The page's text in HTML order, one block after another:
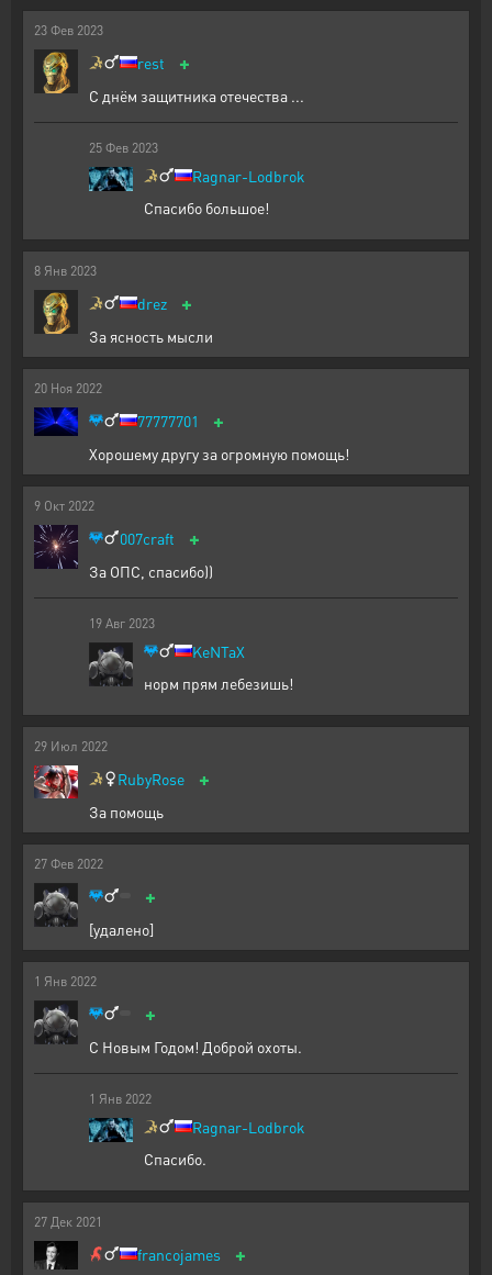
23 Фев 2023
rest +
С днём защитника отечества ...
25 Фев 2023
Ragnar-Lodbrok
Спасибо большое!
8 Янв 2023
drez +
За ясность мысли
20 Ноя 2022
77777701 +
Хорошему другу за огромную помощь!
9 Окт 2022
007craft +
За ОПС, спасибо))
19 Авг 2023
KeNTaX
норм прям лебезишь!
29 Июл 2022
RubyRose +
За помощь
27 Фев 2022
+
[удалено]
1 Янв 2022
+
С Новым Годом! Доброй охоты.
1 Янв 2022
Ragnar-Lodbrok
Спасибо.
27 Дек 2021
francojames +